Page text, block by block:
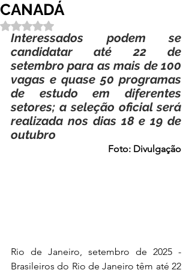
CANADÁ
Avaliado com NaN de 5 estrelas.
Interessados podem se
candidatar até 22 de
setembro para as mais de 100
vagas e quase 50 programas
de estudo em diferentes
setores; a seleção oficial será
realizada nos dias 18 e 19 de
outubro
Foto: Divulgação
Rio de Janeiro, setembro de 2025 -
Brasileiros do Rio de Janeiro têm até 22